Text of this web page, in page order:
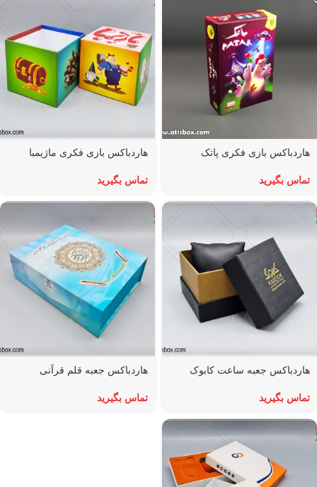
هاردباکس بازی فکری پاتک
تماس بگیرید
هاردباکس بازی فکری ماژیمبا
تماس بگیرید
هاردباکس جعبه ساعت کابوک
تماس بگیرید
هاردباکس جعبه قلم قرآنی
تماس بگیرید